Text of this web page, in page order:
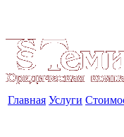
Главная Услуги